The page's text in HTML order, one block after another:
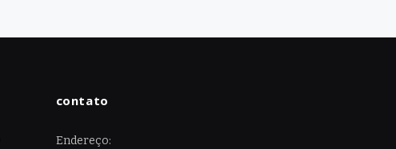
contato
Endereço: